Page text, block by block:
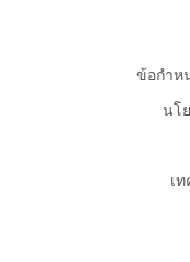
ข้อกำห
นโ
เ